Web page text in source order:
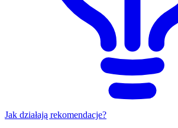
Jak działają rekomendacje?